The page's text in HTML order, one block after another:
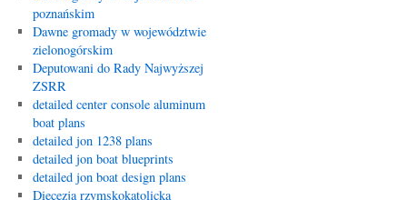
poznańskim
Dawne gromady w województwie
zielonogórskim
Deputowani do Rady Najwyższej
ZSRR
detailed center console aluminum
boat plans
detailed jon 1238 plans
detailed jon boat blueprints
detailed jon boat design plans
Diecezja rzymskokatolicka